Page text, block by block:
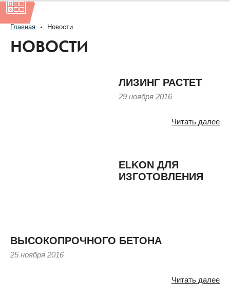
Главная Новости
НОВОСТИ
ЛИЗИНГ РАСТЕТ
29 ноября 2016
Читать далее
ELKON ДЛЯ
ИЗГОТОВЛЕНИЯ
ВЫСОКОПРОЧНОГО БЕТОНА
25 ноября 2016
Читать далее